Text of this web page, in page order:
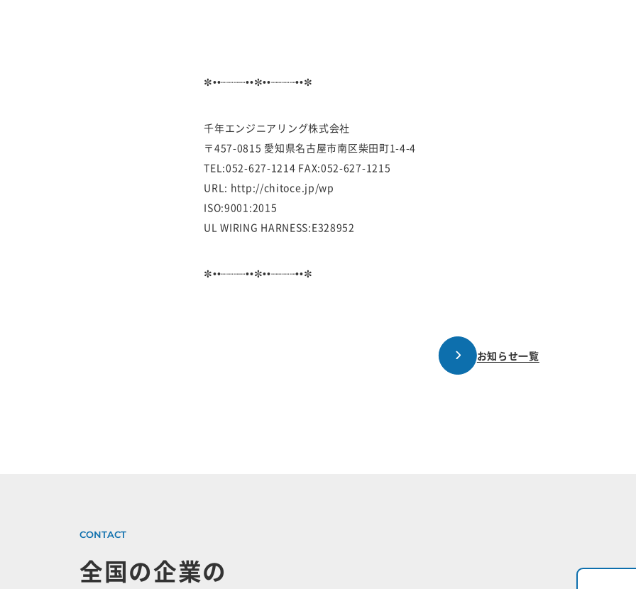
✼••┈┈┈┈••✼••┈┈┈┈••✼
千年エンジニアリング株式会社
〒457-0815 愛知県名古屋市南区柴田町1-4-4
TEL:052-627-1214 FAX:052-627-1215
URL: http://chitoce.jp/wp
ISO:9001:2015
UL WIRING HARNESS:E328952
✼••┈┈┈┈••✼••┈┈┈┈••✼
お知らせ一覧
全国の企業の